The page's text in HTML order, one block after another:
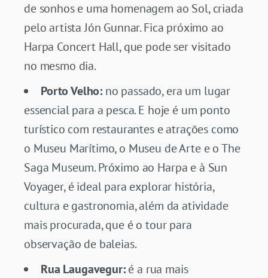
de sonhos e uma homenagem ao Sol, criada
pelo artista Jón Gunnar. Fica próximo ao
Harpa Concert Hall, que pode ser visitado
no mesmo dia.
Porto Velho: no passado, era um lugar
essencial para a pesca. E hoje é um ponto
turístico com restaurantes e atrações como
o Museu Marítimo, o Museu de Arte e o The
Saga Museum. Próximo ao Harpa e à Sun
Voyager, é ideal para explorar história,
cultura e gastronomia, além da atividade
mais procurada, que é o tour para
observação de baleias.
Rua Laugavegur:é a rua mais